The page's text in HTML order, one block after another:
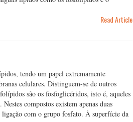
Read Article
tendo um papel extremamente
celulares. Distinguem-se de outros
são os fosfoglicéridos, isto é, aqueles
compostos existem apenas duas
com o grupo fosfato. À superfície da